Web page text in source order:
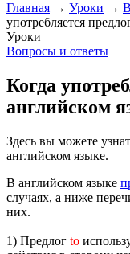
Главная → Уроки →
употребляется
Уроки
Вопросы и ответы
Когда
английском
Здесь вы можете
английском языке.
В английском языке
случаях, а ниже
них.
1) Предлог to